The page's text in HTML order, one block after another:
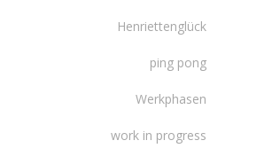
Henriettenglück
ping pong
Werkphasen
work in progress